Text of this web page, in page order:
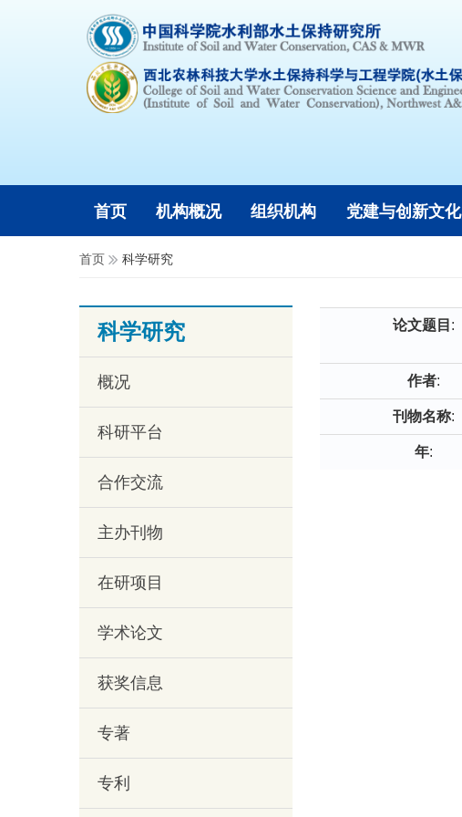
首页 机构概况 组织机构 党建与创新文化
首页 科学研究
科学研究
概况
科研平台
合作交流
主办刊物
在研项目
学术论文
获奖信息
专著
专利
论文题目 :
作者:
刊物名称:
年: